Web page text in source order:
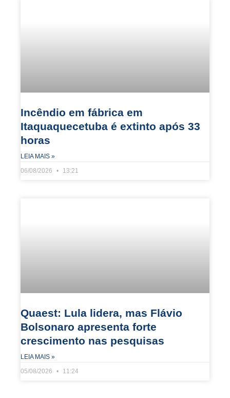
Incêndio em fábrica em
Itaquaquecetuba é extinto após 33
horas
LEIA MAIS »
06/08/2026
13:21
Quaest: Lula lidera, mas Flávio
Bolsonaro apresenta forte
crescimento nas pesquisas
LEIA MAIS »
05/08/2026
11:24